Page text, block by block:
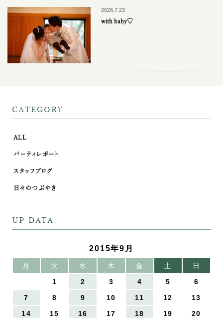
2026.7.23
with baby♡
CATEGORY
ALL
パーティレポート
スタッフブログ
日々のつぶやき
UP DATA
2015年9月
月 火 水 木 金 土
日
1
2 3 4 5
6
7
8 9 10 11 12
13
14
15 16 17 18 19
20